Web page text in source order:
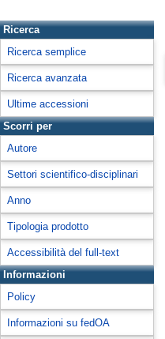
Ricerca
Ricerca semplice
Ricerca avanzata
Ultime accessioni
Scorri per
Autore
Settori scientifico-disciplinari
Anno
Tipologia prodotto
Accessibilità del full-text
Informazioni
Policy
Informazioni su fedOA